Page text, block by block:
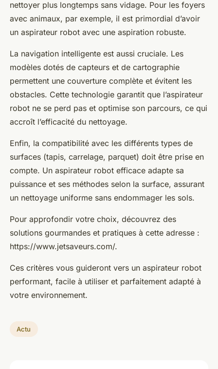
nettoyer plus longtemps sans vidage. Pour les foyers
avec animaux, par exemple, il est primordial d’avoir
un aspirateur robot avec une aspiration robuste.
La navigation intelligente est aussi cruciale. Les
modèles dotés de capteurs et de cartographie
permettent une couverture complète et évitent les
obstacles. Cette technologie garantit que l’aspirateur
robot ne se perd pas et optimise son parcours, ce qui
accroît l’efficacité du nettoyage.
Enfin, la compatibilité avec les différents types de
surfaces (tapis, carrelage, parquet) doit être prise en
compte. Un aspirateur robot efficace adapte sa
puissance et ses méthodes selon la surface, assurant
un nettoyage uniforme sans endommager les sols.
Pour approfondir votre choix, découvrez des
solutions gourmandes et pratiques à cette adresse :
https://www.jetsaveurs.com/.
Ces critères vous guideront vers un aspirateur robot
performant, facile à utiliser et parfaitement adapté à
votre environnement.
Actu